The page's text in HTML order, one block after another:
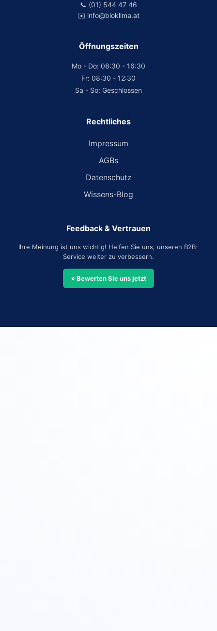
📞 (01) 544 47 46
✉️ info@bioklima.at
Öffnungszeiten
Mo - Do: 08:30 - 16:30
Fr: 08:30 - 12:30
Sa - So: Geschlossen
Rechtliches
Impressum
AGBs
Datenschutz
Wissens-Blog
Feedback & Vertrauen
Ihre Meinung ist uns wichtig! Helfen Sie uns, unseren B2B-
Service weiter zu verbessern.
⭐ Bewerten Sie uns jetzt